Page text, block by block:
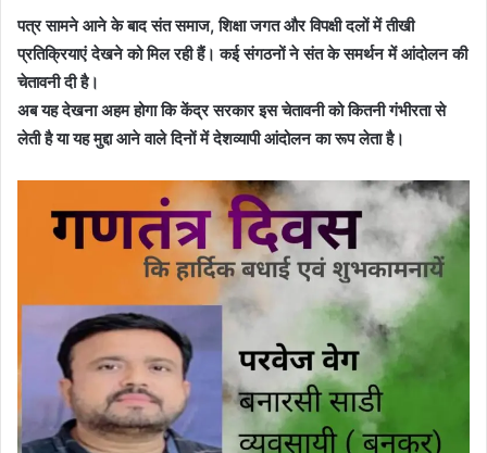
पत्र सामने आने के बाद संत समाज, शिक्षा जगत और विपक्षी दलों में तीखी
प्रतिक्रियाएं देखने को मिल रही हैं। कई संगठनों ने संत के समर्थन में आंदोलन की
चेतावनी दी है।
अब यह देखना अहम होगा कि केंद्र सरकार इस चेतावनी को कितनी गंभीरता से
लेती है या यह मुद्दा आने वाले दिनों में देशव्यापी आंदोलन का रूप लेता है।